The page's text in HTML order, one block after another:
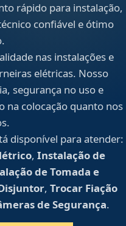
rápido para instalação,
confiável e ótimo
nas instalações e
elétricas. Nosso
segurança no uso e
na colocação quanto nos
disponível para atender:
, Instalação de
de Tomada e
, Trocar Fiação
de Segurança.